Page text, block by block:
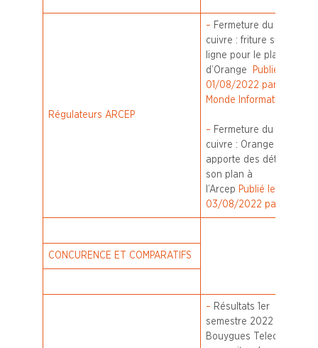
Régulateurs ARCEP
– Fermeture du réseau
cuivre : friture sur la
ligne pour le plan
d’Orange Publié le
01/08/2022 par Le
Monde Informatique
– Fermeture du réseau
cuivre : Orange
apporte des détails sur
son plan à
l’Arcep Publié le
03/08/2022 par ZDNet
CONCURENCE ET COMPARATIFS
– Résultats 1er
semestre 2022 :
Bouygues Telecom